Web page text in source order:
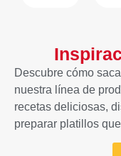
Descubre cómo
nuestra línea de
recetas deliciosas,
preparar platillos